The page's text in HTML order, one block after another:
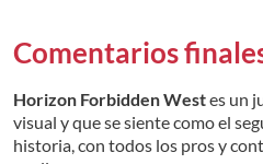
Comentarios
Horizon Forbidden Westes un
visual y que se siente como el
historia, con todos los pros y